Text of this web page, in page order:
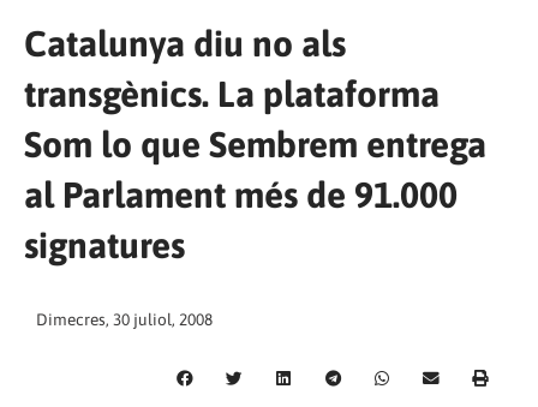
Catalunya diu no als
transgènics. La plataforma
Som lo que Sembrem entrega
al Parlament més de 91.000
signatures
Dimecres, 30 juliol, 2008